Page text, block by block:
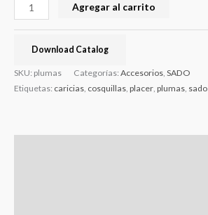
Agregar al carrito
Download Catalog
SKU: plumas Categorías: Accesorios SADO
Etiquetas: caricias cosquillas placer plumas sado